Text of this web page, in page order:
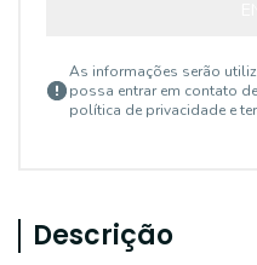
As informações serão
possa entrar em contato
política de privacidade e
Descrição